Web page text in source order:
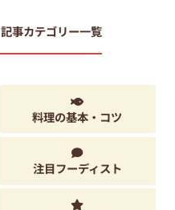
記事カテゴリー一覧
料理の基本・コツ
注目フーディスト